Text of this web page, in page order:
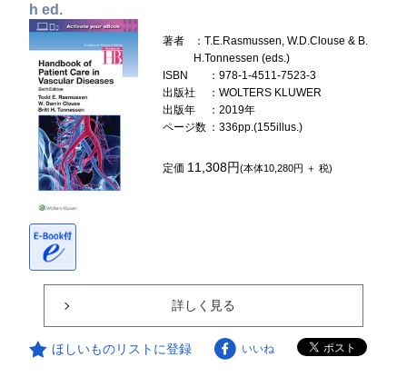
h ed.
著者
：T.E.Rasmussen, W.D.Clouse & B.
H.Tonnessen (eds.)
ISBN
：978-1-4511-7523-3
出版社
：WOLTERS KLUWER
出版年
：2019年
ページ数 ：336pp.(155illus.)
定価 11,308円(本体10,280円 ＋ 税)
詳しく見る
ほしいものリストに登録 いいね